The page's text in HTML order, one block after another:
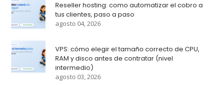
Reseller hosting: como automatizar el cobro a
tus clientes, paso a paso
agosto 04, 2026
VPS: cómo elegir el tamaño correcto de CPU,
RAM y disco antes de contratar (nivel
intermedio)
agosto 03, 2026